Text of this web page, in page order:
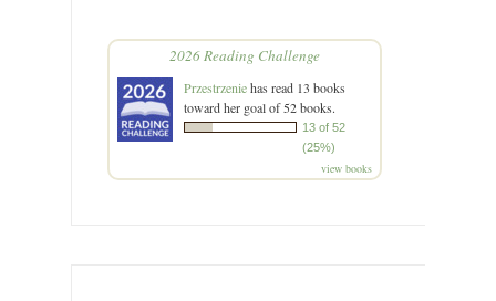
2026 Reading Challenge
Przestrzeniehas read 13 books
toward her goal of 52 books.
13 of 52
(25%)
view books